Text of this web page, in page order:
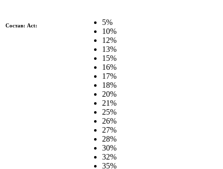
Состав: Act:
5%
10%
12%
13%
15%
16%
17%
18%
20%
21%
25%
26%
27%
28%
30%
32%
35%